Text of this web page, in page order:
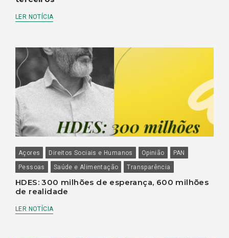
LER NOTÍCIA
Açores Direitos Sociais e Humanos Opinião
PAN
Pessoas
Saúde e Alimentação Transparência
HDES: 300 milhões de esperança, 600 milhões
de realidade
LER NOTÍCIA